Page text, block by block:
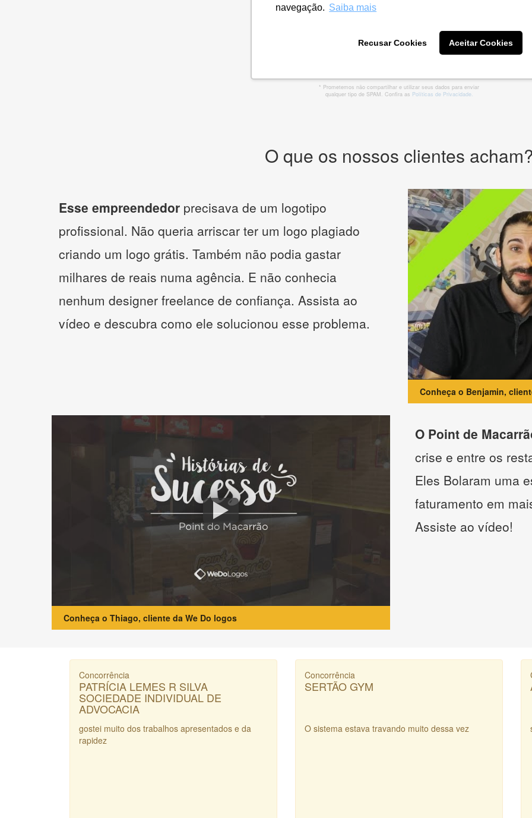
navegação. Saiba mais
Recusar Cookies Aceitar Cookies
* Prometemos não compartilhar e utilizar seus dados para enviar
qualquer tipo de SPAM. Confira as Políticas de Privacidade.
O que os nossos clientes
Esse empreendedor precisava de um logotipo
profissional. Não queria arriscar ter um logo plagiado
criando um logo grátis. Também não podia gastar
milhares de reais numa agência. E não conhecia
nenhum designer freelance de confiança. Assista ao
vídeo e descubra como ele solucionou esse problema.
Conheça o Benjamin,
Conheça o Thiago, cliente da We Do logos
O Point de
crise e entre os
Eles Bolaram uma
faturamento em
Assiste ao vídeo!
Concorrência
PATRÍCIA LEMES R SILVA
SOCIEDADE INDIVIDUAL DE
ADVOCACIA
gostei muito dos trabalhos apresentados e da
rapidez
Concorrência
SERTÃO GYM
O sistema estava travando muito dessa vez